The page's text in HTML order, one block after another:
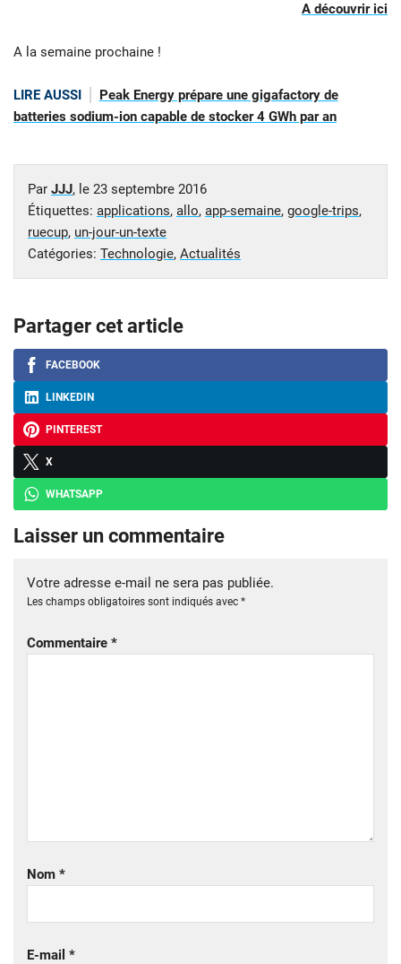
A découvrir ici
A la semaine prochaine !
LIRE AUSSI
Peak Energy prépare une gigafactory de
batteries sodium-ion capable de stocker 4 GWh par an
Par JJJ, le 23 septembre 2016
Étiquettes: applications, allo, app-semaine, google-trips,
ruecup, un-jour-un-texte
Catégories: Technologie, Actualités
Partager cet article
FACEBOOK
LINKEDIN
PINTEREST
X
WHATSAPP
Laisser un commentaire
Votre adresse e-mail ne sera pas publiée.
Les champs obligatoires sont indiqués avec *
Commentaire *
Nom *
E-mail *